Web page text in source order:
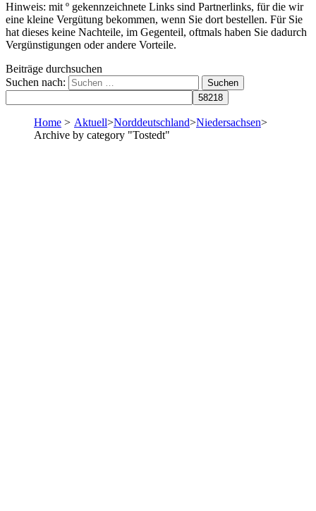
Hinweis: mit º gekennzeichnete Links sind Partnerlinks, für die wir
eine kleine Vergütung bekommen, wenn Sie dort bestellen. Für Sie
hat dieses keine Nachteile, im Gegenteil, oftmals haben Sie dadurch
Vergünstigungen oder andere Vorteile.
Beiträge durchsuchen
Suchen nach:
Home > Aktuell>Norddeutschland>Niedersachsen>
Archive by category "Tostedt"